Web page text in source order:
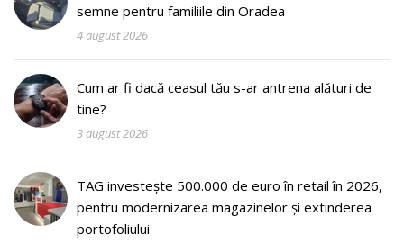
semne pentru familiile din Oradea
4 august 2026
Cum ar fi dacă ceasul tău s-ar antrena alături de
tine?
3 august 2026
TAG investește 500.000 de euro în retail în 2026,
pentru modernizarea magazinelor și extinderea
portofoliului